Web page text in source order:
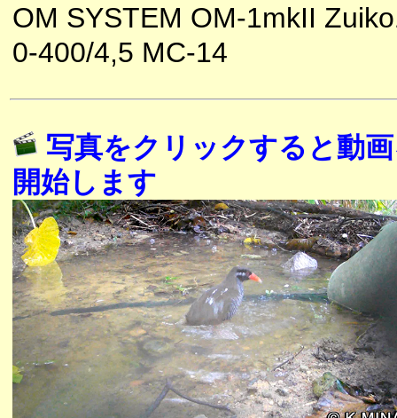
OM SYSTEM OM-1mkII
0-400/4,5 MC-14
写真をクリックすると動
開始します